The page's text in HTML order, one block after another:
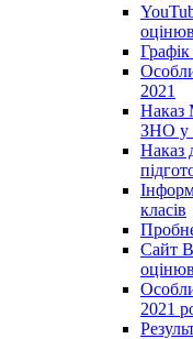
2021
Наказ
ЗНО у
Наказ
класів
Сайт
2021